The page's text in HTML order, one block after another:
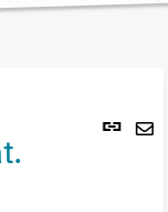
Lien